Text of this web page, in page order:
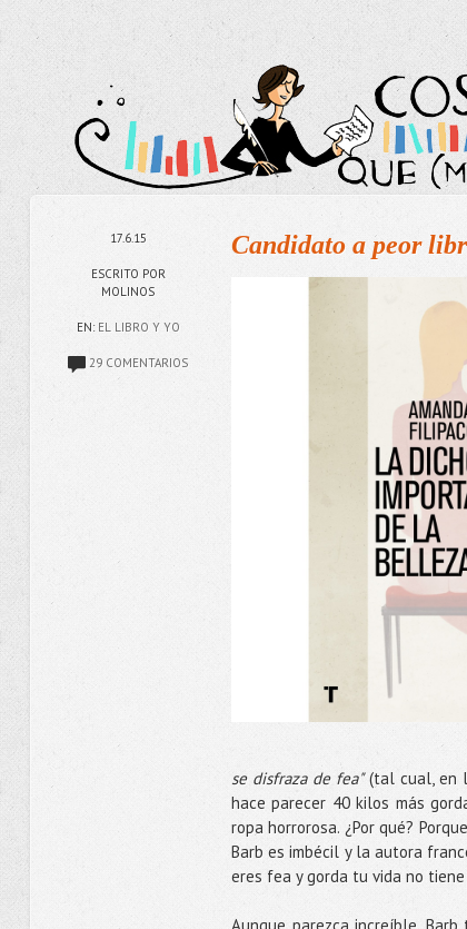
17.6.15
ESCRITO POR
MOLINOS
EN: EL LIBRO Y YO
29 COMENTARIOS
Candidato a peor
se disfraza de fea"(tal cual, en
hace parecer 40 kilos más
ropa horrorosa. ¿Por qué?
Barb es imbécil y la autora
eres fea y gorda tu vida no